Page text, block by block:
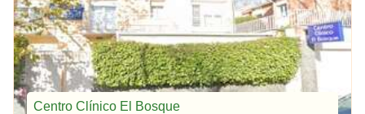
Centro Clínico El Bosque